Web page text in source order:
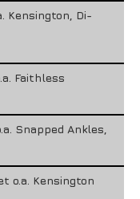
Kensington, Di-
Faithless
Snapped Ankles,
o.a. Kensington